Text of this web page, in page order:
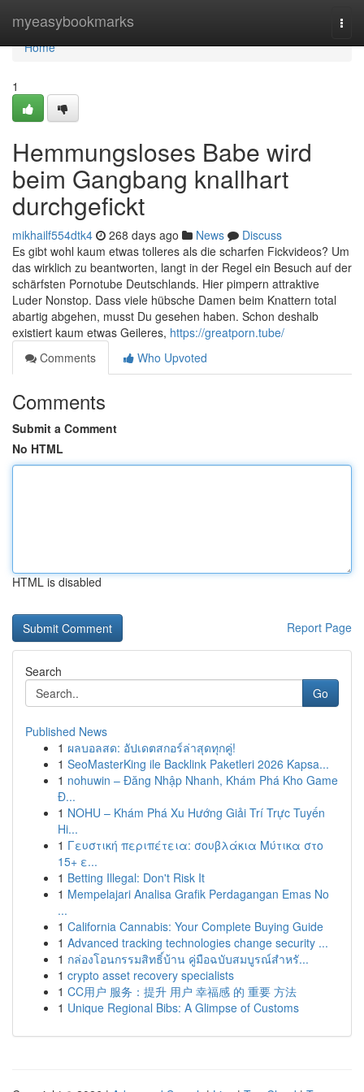
myeasybookmarks
Home
Home
1
Hemmungsloses Babe wird
beim Gangbang knallhart
durchgefickt
mikhailf554dtk4 268 days ago News
Discuss
Es gibt wohl kaum etwas tolleres als die scharfen Fickvideos? Um
das wirklich zu beantworten, langt in der Regel ein Besuch auf der
schärfsten Pornotube Deutschlands. Hier pimpern attraktive
Luder Nonstop. Dass viele hübsche Damen beim Knattern total
abartig abgehen, musst Du gesehen haben. Schon deshalb
existiert kaum etwas Geileres, https://greatporn.tube/
Comments
Who Upvoted
Comments
Submit a Comment
No HTML
HTML is disabled
Report Page
Search
Go
Published News
1 ผลบอลสด: อัปเดตสกอร์ล่าสุดทุกคู่!
1 SeoMasterKing ile Backlink Paketleri 2026 Kapsa...
1 nohuwin – Đăng Nhập Nhanh, Khám Phá Kho Game
Đ...
1 NOHU – Khám Phá Xu Hướng Giải Trí Trực Tuyến
Hi...
1 Γευστική περιπέτεια: σουβλάκια Μύτικα στο
15+ ε...
1 Betting Illegal: Don't Risk It
1 Mempelajari Analisa Grafik Perdagangan Emas No
...
1 California Cannabis: Your Complete Buying Guide
1 Advanced tracking technologies change security ...
1 กล่องโอนกรรมสิทธิ์บ้าน คู่มือฉบับสมบูรณ์สำหรั...
1 crypto asset recovery specialists
1 CC用户 服务：提升 用户 幸福感 的 重要 方法
1 Unique Regional Bibs: A Glimpse of Customs